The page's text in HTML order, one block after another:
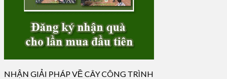
NHẬN GIẢI PHÁP VỀ CÂY CÔNG TRÌNH